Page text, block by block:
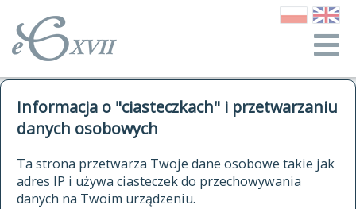
Informacja o "ciasteczkach" i przetwarzaniu
danych osobowych
Ta strona przetwarza Twoje dane osobowe takie jak
adres IP i używa ciasteczek do przechowywania
danych na Twoim urządzeniu.
autorzy Słownika
historia
publikacje
źródła
kwerendy
jak cytować Słownik
ELEKTRONICZNY SŁOWNIK
JĘZYKA POLSKIEGO